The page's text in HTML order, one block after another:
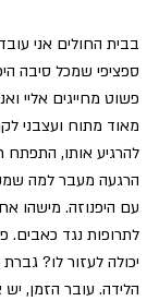
בבית החולים אני
ספציפי שמכל סיבה
פשוט מחייגים אליי
מאוד מתוח ועצבני
להרגיע אותו, התפתח
הרגעה מעבר למה
עם היפנוזה. מישהו
לתרופות נגד כאבים.
יכולה לעזור לו?
הלידה. עובר הזמן,